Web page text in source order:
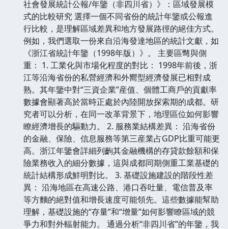
社會發展統計公報/年鑒（非四川省）》：區域發展模
式的比較研究 選擇一個不同省份的統計年鑒或公報進
行比較，是理解區域差異和地方發展路徑的絕佳方式。
例如，我們選取一份來自沿海發達地區的統計文獻，如
《浙江省統計年鑒（1998年版）》。 主要區彆與側
重： 1. 工業化與市場化程度的對比： 1998年前後，浙
江等沿海省份的私營經濟和外嚮型經濟發展已相對成
熟。其年鑒中對“三資企業”産值、個體工商戶的貢獻率
數據會顯著高於當時正處於內陸開放探索期的成都。研
究者可以分析，在同一改革背景下，地理區位如何影響
瞭經濟增長的驅動力。 2. 服務業結構差異： 沿海省份
的金融、保險、信息服務等第三産業占GDP比重可能更
高。浙江年鑒會詳細列齣其金融機構的存貸款餘額和保
險業務收入的細分數據，這與成都同期側重工業基礎的
統計結構形成鮮明對比。 3. 基礎設施建設的階段性差
異： 沿海地區在高速公路、港口吞吐量、電信普及率
等方麵的絕對值和增長速度可能領先。這些數據能幫助
理解，基礎設施的“存量”和“增量”如何影響瞭區域的競
爭力和對外輻射能力。 通過分析“非四川省”的年鑒，我